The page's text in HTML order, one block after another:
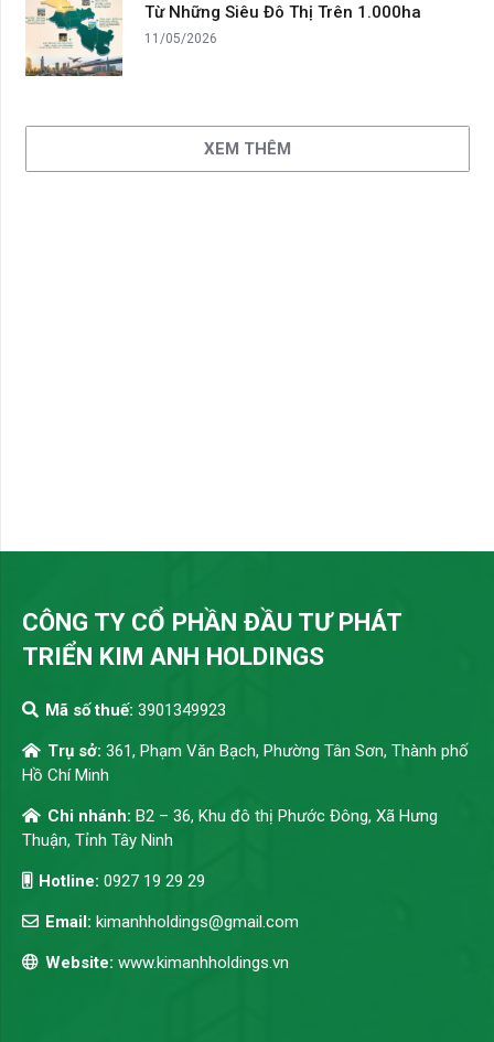
Từ Những Siêu Đô Thị Trên 1.000ha
11/05/2026
XEM THÊM
CÔNG TY CỔ PHẦN ĐẦU TƯ PHÁT
TRIỂN KIM ANH HOLDINGS
Mã số thuế: 3901349923
Trụ sở: 361, Phạm Văn Bạch, Phường Tân Sơn, Thành phố
Hồ Chí Minh
Chi nhánh: B2 – 36, Khu đô thị Phước Đông, Xã Hưng
Thuận, Tỉnh Tây Ninh
Hotline: 0927 19 29 29
Email: kimanhholdings@gmail.com
Website: www.kimanhholdings.vn